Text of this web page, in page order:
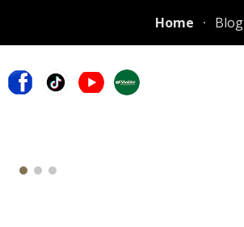
Skip to navigation
Home Blog